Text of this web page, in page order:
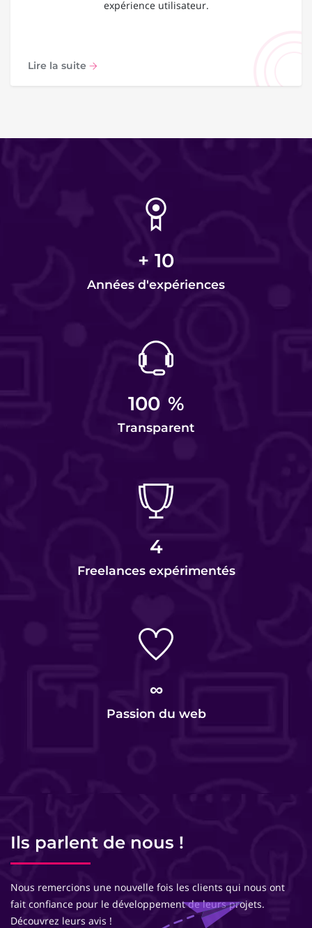
expérience utilisateur.
Lire la suite
+ 10
Années d'expériences
100 %
Transparent
4
Freelances expérimentés
∞
Passion du web
Ils parlent de nous !
Nous remercions une nouvelle fois les clients qui nous ont
fait confiance pour le développement de leurs projets.
Découvrez leurs avis !